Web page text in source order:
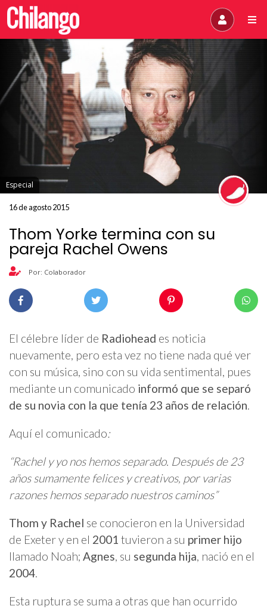
Especial
16 de agosto 2015
Thom Yorke termina con su
pareja Rachel Owens
Por: Colaborador
El célebre líder de Radiohead es noticia
nuevamente, pero esta vez no tiene nada qué ver
con su música, sino con su vida sentimental, pues
mediante un comunicado informó que se separó
de su novia con la que tenía 23 años de relación
Aquí el comunicado:
“Rachel y yo nos hemos separado. Después de 23
años sumamente felices y creativos, por varias
razones hemos separado nuestros caminos”
Thom y Rachel se conocieron en la Universidad
de Exeter y en el 2001 tuvieron a su primer hijo
llamado Noah; Agnes, su segunda hija, nació en el
2004.
Esta ruptura se suma a otras que han ocurrido